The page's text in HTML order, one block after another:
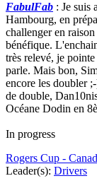
FabulFab : Je suis
Hambourg, en
challenger en
bénéfique.
très relevé, je
parle. Mais bon,
encore les doubler
de double,
Océane Dodin en
In progress
Rogers Cup -
Leader(s): Drivers